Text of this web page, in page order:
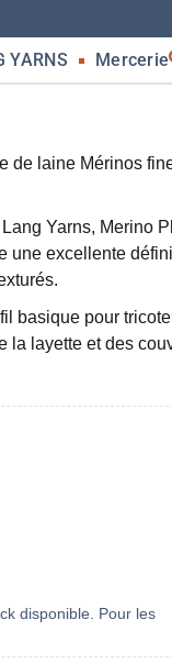
YARNS Mercerie
de laine Mérinos
Yarns, Merino
une excellente
basique pour
la layette et des
disponible. Pour les